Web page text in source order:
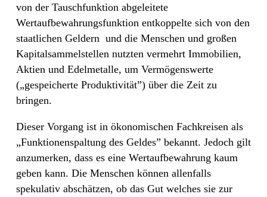
von der Tauschfunktion abgeleitete
Wertaufbewahrungsfunktion entkoppelte sich von den
staatlichen Geldern und die Menschen und großen
Kapitalsammelstellen nutzten vermehrt Immobilien,
Aktien und Edelmetalle, um Vermögenswerte
(„gespeicherte Produktivität”) über die Zeit zu
bringen.
Dieser Vorgang ist in ökonomischen Fachkreisen als
„Funktionenspaltung des Geldes” bekannt. Jedoch gilt
anzumerken, dass es eine Wertaufbewahrung kaum
geben kann. Die Menschen können allenfalls
spekulativ abschätzen, ob das Gut welches sie zur